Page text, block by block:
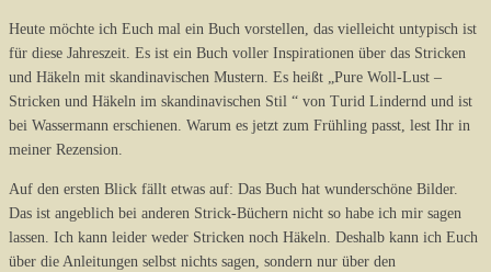
Heute möchte ich Euch mal ein Buch vorstellen, das vielleicht untypisch ist
für diese Jahreszeit. Es ist ein Buch voller Inspirationen über das Stricken
und Häkeln mit skandinavischen Mustern. Es heißt „Pure Woll-Lust –
Stricken und Häkeln im skandinavischen Stil “ von Turid Lindernd und ist
bei Wassermann erschienen. Warum es jetzt zum Frühling passt, lest Ihr in
meiner Rezension.
Auf den ersten Blick fällt etwas auf: Das Buch hat wunderschöne Bilder.
Das ist angeblich bei anderen Strick-Büchern nicht so habe ich mir sagen
lassen. Ich kann leider weder Stricken noch Häkeln. Deshalb kann ich Euch
über die Anleitungen selbst nichts sagen, sondern nur über den